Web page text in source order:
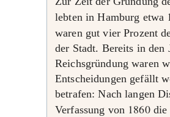
lebten in Hamburg etwa
waren gut vier Prozent
der Stadt. Bereits in den
Reichsgründung waren
Entscheidungen gefällt
betrafen: Nach langen
Verfassung von 1860die